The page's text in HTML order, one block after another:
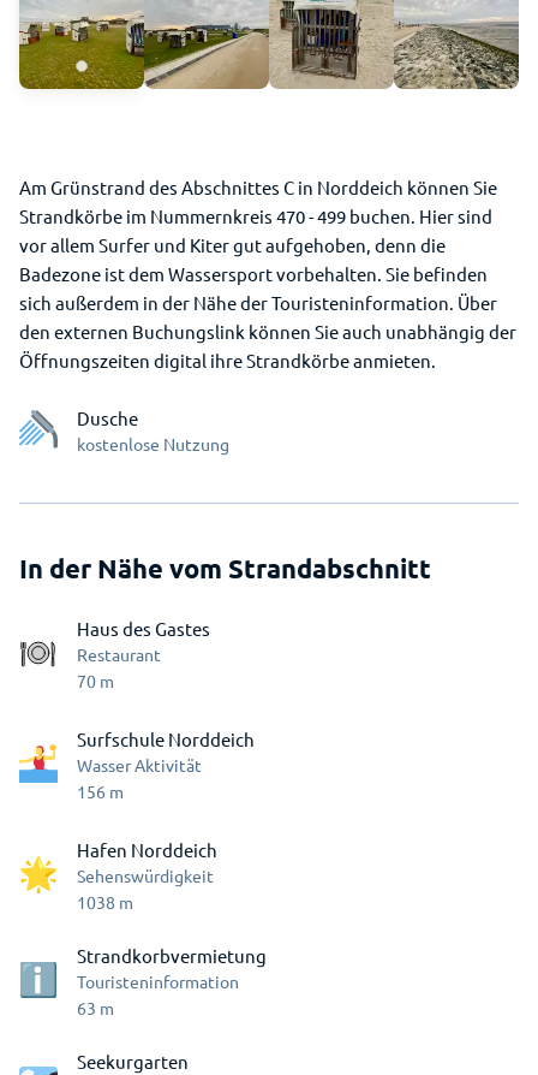
Am Grünstrand des Abschnittes C in Norddeich können Sie
Strandkörbe im Nummernkreis 470 - 499 buchen. Hier sind
vor allem Surfer und Kiter gut aufgehoben, denn die
Badezone ist dem Wassersport vorbehalten. Sie befinden
sich außerdem in der Nähe der Touristeninformation. Über
den externen Buchungslink können Sie auch unabhängig der
Öffnungszeiten digital ihre Strandkörbe anmieten.
Dusche
kostenlose Nutzung
In der Nähe vom Strandabschnitt
Haus des Gastes
Restaurant
70 m
Surfschule Norddeich
Wasser Aktivität
156 m
Hafen Norddeich
Sehenswürdigkeit
1038 m
Strandkorbvermietung
Touristeninformation
63 m
Seekurgarten